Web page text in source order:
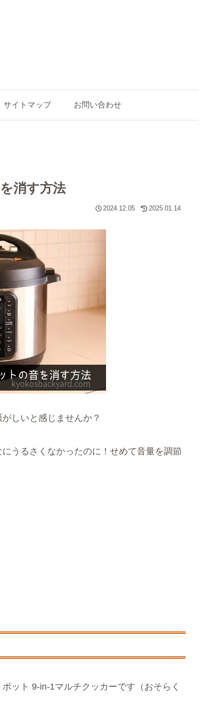
サイトマップ お問い合わせ
消す方法
2024.12.05 2025.01.14
しいと感じませんか？
うるさくなかったのに！せめて音量を調節
ット 9-in-1マルチクッカーです（おそらく